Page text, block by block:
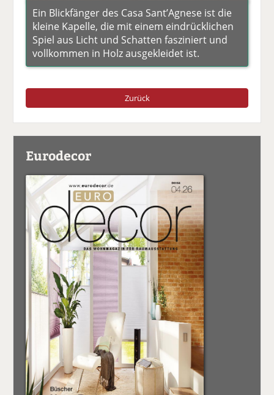
Ein Blickfänger des Casa Sant’Agnese ist die
kleine Kapelle, die mit einem eindrücklichen
Spiel aus Licht und Schatten fasziniert und
vollkommen in Holz ausgekleidet ist.
Zurück
Eurodecor